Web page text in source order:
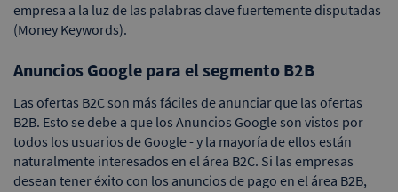
empresa a la luz de las palabras clave fuertemente disputadas
(Money Keywords).
Anuncios Google para el segmento B2B
Las ofertas B2C son más fáciles de anunciar que las ofertas
B2B. Esto se debe a que los Anuncios Google son vistos por
todos los usuarios de Google - y la mayoría de ellos están
naturalmente interesados en el área B2C. Si las empresas
desean tener éxito con los anuncios de pago en el área B2B,